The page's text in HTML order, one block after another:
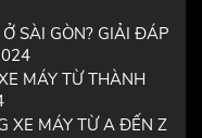
SÀI GÒN? GIẢI ĐÁP
MÁY TỪ THÀNH
XE MÁY TỪ A ĐẾN Z